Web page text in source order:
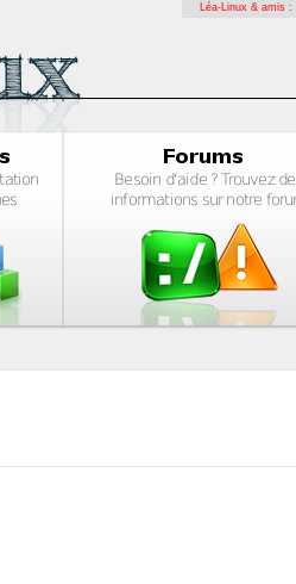
Léa-Linux & amis :